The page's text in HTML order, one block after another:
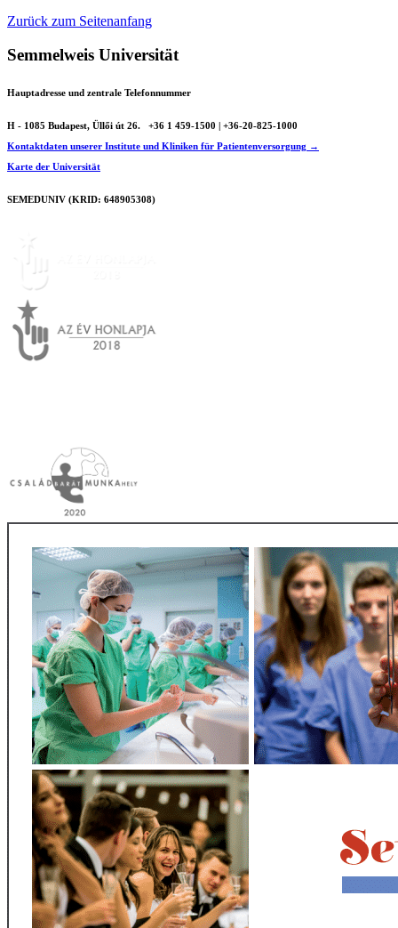
Zurück zum Seitenanfang
Semmelweis Universität
Hauptadresse und zentrale Telefonnummer
H - 1085 Budapest, Üllői út 26.
+36 1 459-1500 | +36-20-825-1000
Kontaktdaten unserer Institute und Kliniken für Patientenversorgung →
Karte der Universität
SEMEDUNIV (KRID: 648905308)